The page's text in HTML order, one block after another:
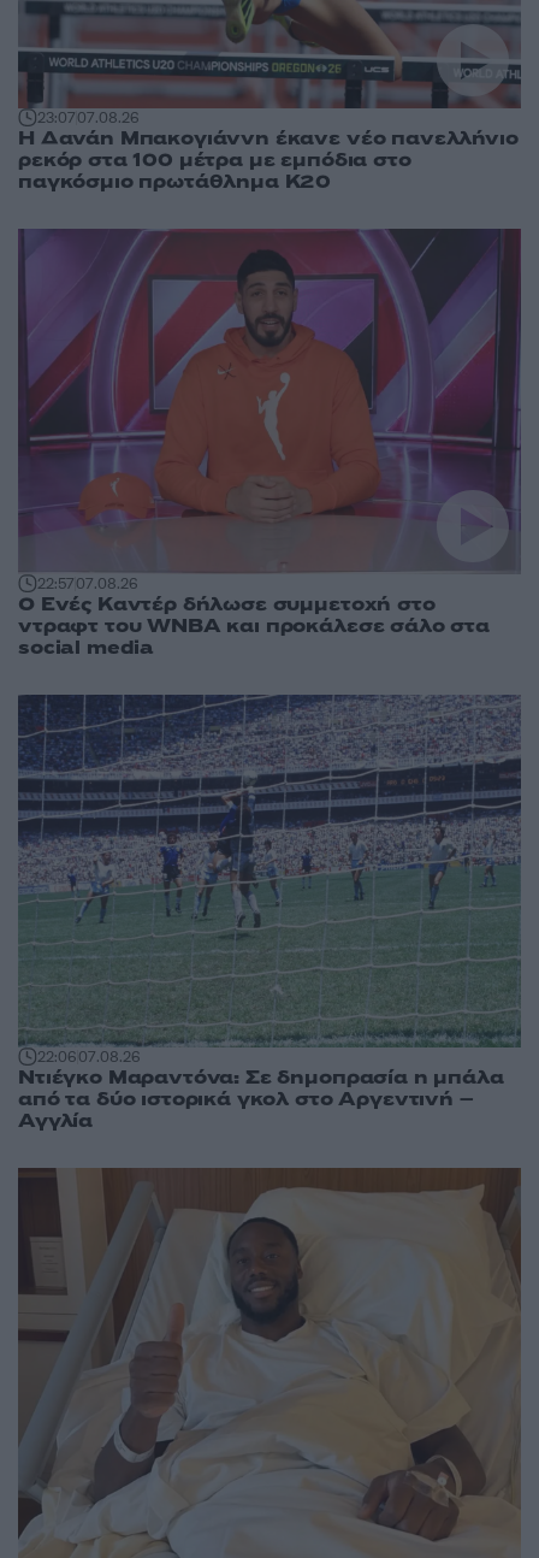
23:0707.08.26
Η Δανάη Μπακογιάννη έκανε νέο πανελλήνιο
ρεκόρ στα 100 μέτρα με εμπόδια στο
παγκόσμιο πρωτάθλημα Κ20
22:5707.08.26
Ο Ενές Καντέρ δήλωσε συμμετοχή στο
ντραφτ του WNBA και προκάλεσε σάλο στα
social media
22:0607.08.26
Ντιέγκο Μαραντόνα: Σε δημοπρασία η μπάλα
από τα δύο ιστορικά γκολ στο Αργεντινή –
Αγγλία